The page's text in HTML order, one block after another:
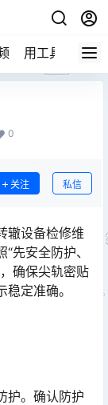
用工具 论技
0
关注 私信
辙设备检修维
先安全防护、
确保尖轨密贴
定准确。󠅅󠅃󠄵󠅂󠄪󠇖󠆨󠆨󠇕󠆞󠆒󠅬󠇘󠆭󠆘󠇙󠆝󠅵󠇗󠆭󠆁󠄐󠇗󠅹󠅸󠇖󠆍󠅳󠇖󠅹󠅰󠇖󠆌󠅹
护。确认防护